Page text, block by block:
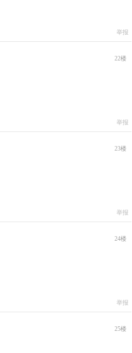
举报
22楼
举报
23楼
举报
24楼
举报
25楼